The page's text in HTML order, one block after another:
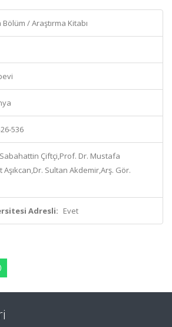
/ Araştırma Kitabı
536
Çiftçi,Prof. Dr. Mustafa
Sultan Akdemir,Arş. Gör.
Adresli: Evet